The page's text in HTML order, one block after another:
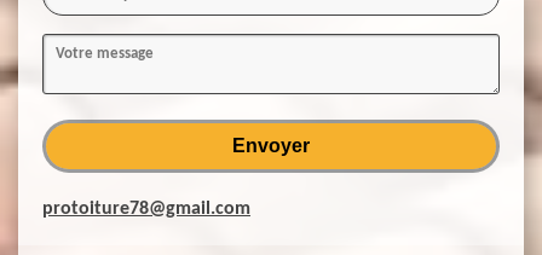
protoiture78@gmail.com